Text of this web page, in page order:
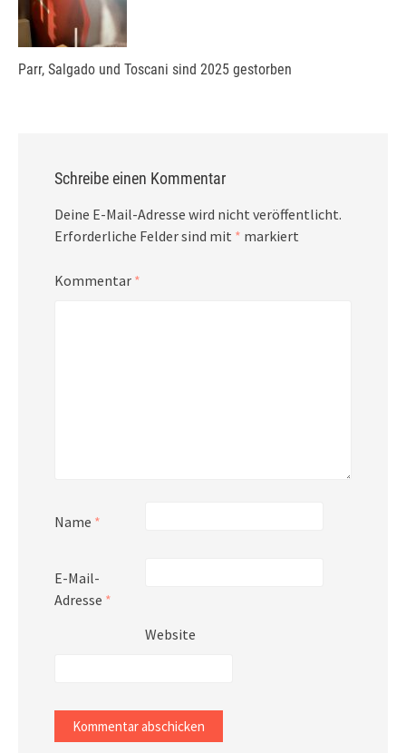
Parr, Salgado und Toscani sind 2025 gestorben
Schreibe einen Kommentar
Deine E-Mail-Adresse wird nicht veröffentlicht.
Erforderliche Felder sind mit * markiert
Kommentar *
Name *
E-Mail-
Adresse *
Website